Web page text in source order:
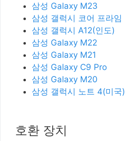
삼성 Galaxy M23
삼성 갤럭시 코어 프라임
삼성 갤럭시 A12(인도)
삼성 Galaxy M22
삼성 Galaxy M21
삼성 Galaxy C9 Pro
삼성 Galaxy M20
삼성 갤럭시 노트 4(미국)
호환 장치